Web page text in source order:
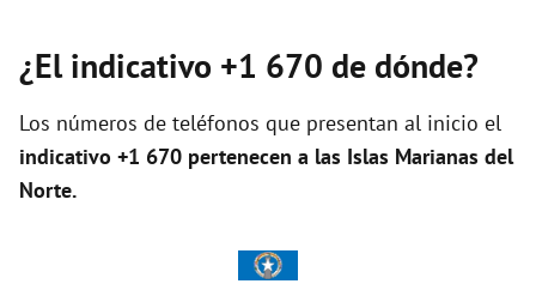
¿El indicativo +1 670 de dónde?
Los números de teléfonos que presentan al inicio el
indicativo +1 670 pertenecen a las Islas Marianas del
Norte.